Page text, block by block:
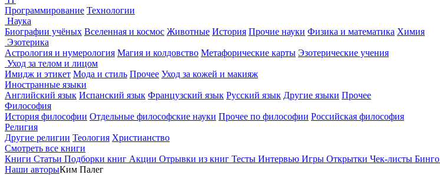
Программирование Технологии
Наука
Биографии учёных Вселенная и космос Животные История Прочие науки Физика и математика Химия
Эзотерика
Астрология и нумерология Магия и колдовство Метафорические карты Эзотерические учения
Уход за телом и лицом
Имидж и этикет Мода и стиль Прочее Уход за кожей и макияж
Иностранные языки
Английский язык Испанский язык Французский язык Русский язык Другие языки Прочее
Философия
История философии Отдельные философские науки Прочее по философии Российская философия
Религия
Другие религии Теология Христианство
Смотреть все книги
Книги Статьи Подборки книг Акции Отрывки из книг Тесты Интервью Игры Открытки Чек-листы Бинго
Наши авторыКим Палег